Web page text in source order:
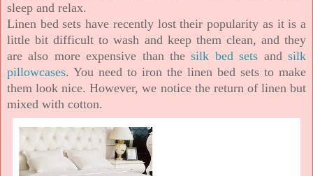
sleep and relax.
Linen bed sets have recently lost their popularity as it is a
little bit difficult to wash and keep them clean, and they
are also more expensive than thesilk bed sets andsilk
pillowcases. You need to iron the linen bed sets to make
them look nice. However, we notice the return of linen but
mixed with cotton.